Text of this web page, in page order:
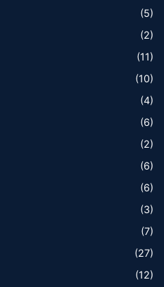
(5)
(2)
(11)
(10)
(4)
(6)
(2)
(6)
(6)
(3)
(7)
(27)
(12)